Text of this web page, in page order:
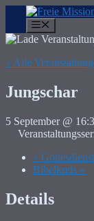
Inhalt
springen
« Alle
Jungschar
5 September @
« Gottesdienst
Bibelkreis »
Details